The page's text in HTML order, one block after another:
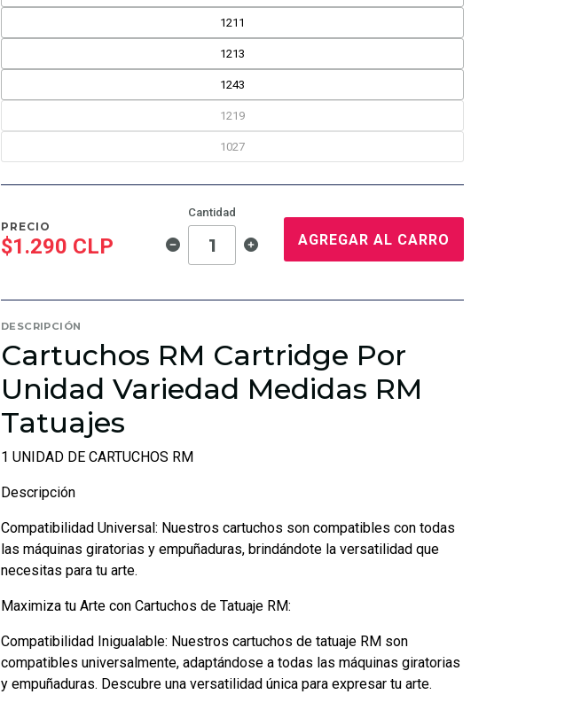
1211
1213
1243
1219
1027
PRECIO
$1.290 CLP
Cantidad
AGREGAR AL CARRO
DESCRIPCIÓN
Cartuchos RM Cartridge Por
Unidad Variedad Medidas RM
Tatuajes
1 UNIDAD DE CARTUCHOS RM
Descripción
Compatibilidad Universal: Nuestros cartuchos son compatibles con todas
las máquinas giratorias y empuñaduras, brindándote la versatilidad que
necesitas para tu arte.
Maximiza tu Arte con Cartuchos de Tatuaje RM:
Compatibilidad Inigualable: Nuestros cartuchos de tatuaje RM son
compatibles universalmente, adaptándose a todas las máquinas giratorias
y empuñaduras. Descubre una versatilidad única para expresar tu arte.